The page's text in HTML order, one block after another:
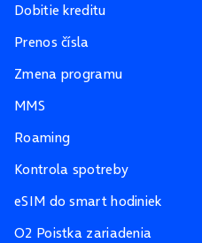
Dobitie kreditu
Prenos čísla
Zmena programu
MMS
Roaming
Kontrola spotreby
eSIM do smart hodiniek
O2 Poistka zariadenia